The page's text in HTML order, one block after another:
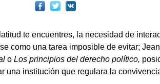
te encuentres, la necesidad de
como una tarea imposible de evitar;
o Los principios del derecho político,
una institución que regulara la